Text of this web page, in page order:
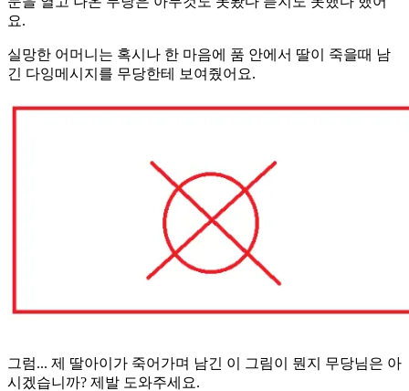
요.
실망한 어머니는 혹시나 한 마음에 품 안에서 딸이 죽을때 남
긴 다잉메시지를 무당한테 보여줬어요.
그럼... 제 딸아이가 죽어가며 남긴 이 그림이 뭔지 무당님은 아
시겠습니까? 제발 도와주세요.